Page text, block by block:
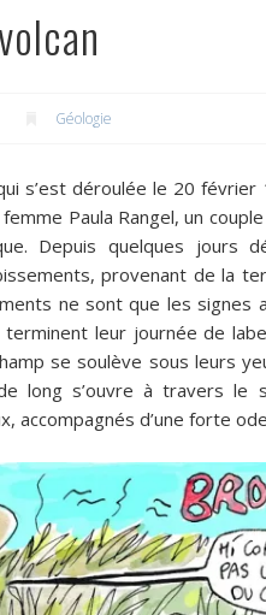
Géologie
s’est déroulée le 20
Paula Rangel, un
Depuis quelques jours
provenant de la
ne sont que les signes
leur journée de
se soulève sous leurs
long s’ouvre à travers
accompagnés d’une forte